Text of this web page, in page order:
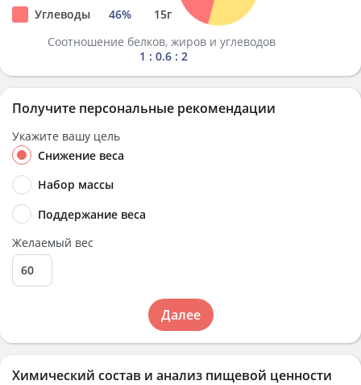
Химический состав и анализ пищевой ценности
Углеводы
46% 15г
Соотношение белков, жиров и углеводов
1 : 0.6 : 2
Получите персональные рекомендации
Укажите вашу цель
Снижение веса
Набор массы
Поддержание веса
Желаемый вес
Далее